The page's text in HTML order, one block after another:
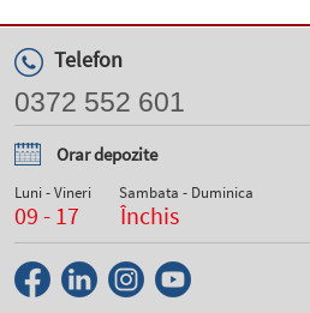
Telefon
0372 552 601
Orar depozite
Luni - Vineri
09 - 17
Sambata - Duminica
Închis